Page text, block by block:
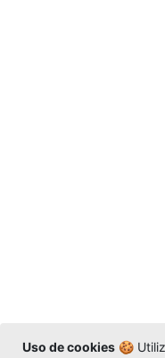
Uso de cookies🍪